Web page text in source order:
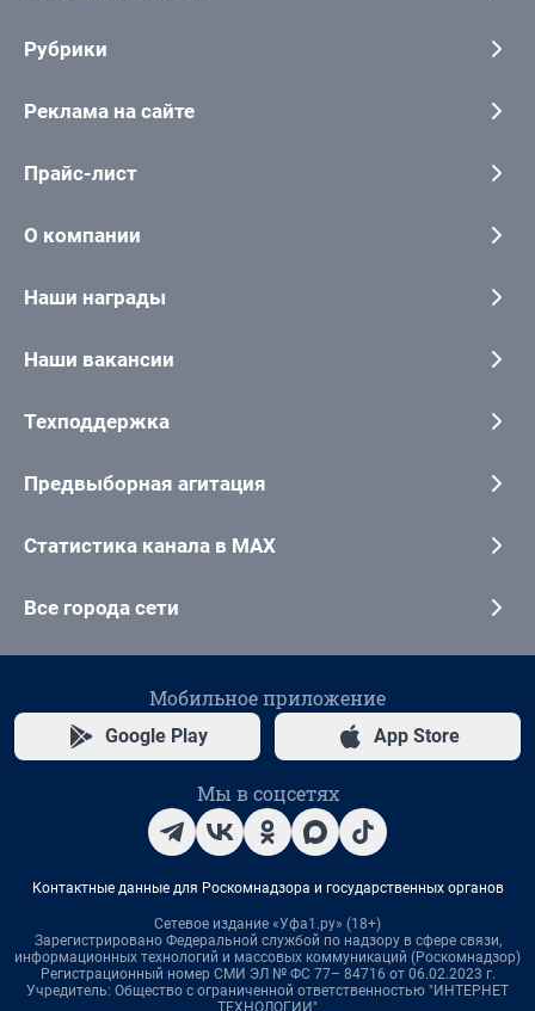
Рубрики
Реклама на сайте
Прайс-лист
О компании
Наши награды
Наши вакансии
Техподдержка
Предвыборная агитация
Статистика канала в MAX
Все города сети
Мобильное приложение
Google Play App Store
Мы в соцсетях
Контактные данные для Роскомнадзора и государственных органов
Сетевое издание «Уфа1.ру» (18+)
Зарегистрировано Федеральной службой по надзору в сфере связи,
информационных технологий и массовых коммуникаций (Роскомнадзор)
Регистрационный номер СМИ ЭЛ № ФС 77– 84716 от 06.02.2023 г.
Учредитель: Общество с ограниченной ответственностью "ИНТЕРНЕТ
ТЕХНОЛОГИИ"